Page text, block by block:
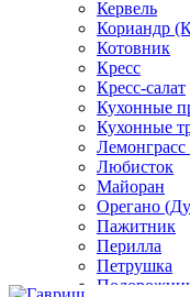
Кервель
Кориандр
Котовник
Кресс
Кресс-салат
Кухонные
Кухонные
Любисток
Майоран
Орегано
Пажитник
Перилла
Петрушка